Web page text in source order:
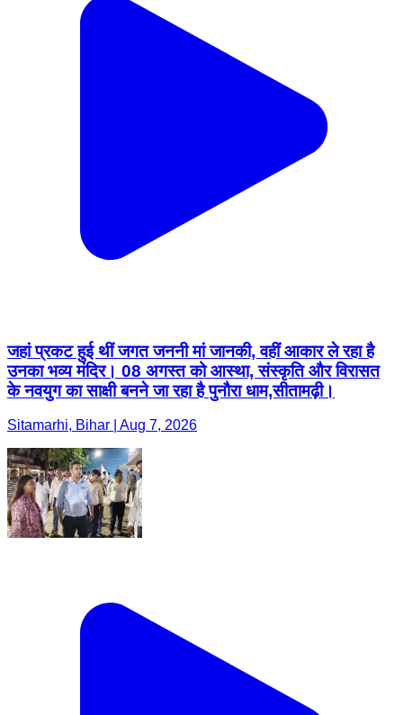
जहां प्रकट हुई थीं जगत जननी मां जानकी, वहीं आकार ले रहा है
उनका भव्य मंदिर। 08 अगस्त को आस्था, संस्कृति और विरासत
के नवयुग का साक्षी बनने जा रहा है पुनौरा धाम,सीतामढ़ी।
Sitamarhi, Bihar | Aug 7, 2026